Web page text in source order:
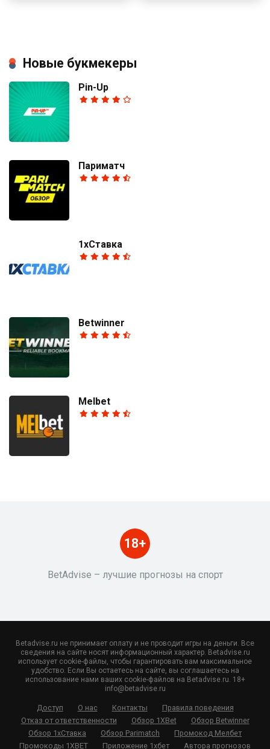
Новые букмекеры
Pin-Up
Париматч
1хСтавка
Betwinner
Melbet
BetAdvise – лучшие прогнозы на спорт
18+
Betadvise.ru не принимает оплату и не проводит игры на деньги. Все
сведения на сайте носят информационный характер. Betadvise.ru
использует cookie-файлы, чтобы гарантировать вам максимальное
удобство. Если Вы остаетесь на сайте, вы соглашаетесь на
использование нами ваших cookie-файлов на Betadvise.ru. 18+
info@betadvise.ru
Доступ О нас Контакты
Правила поведения
Отказ от ответственности
Обзор 1XBet
Обзор Betwinner
Обзор 1хСтавка
Обзор Parimatch
Промокод Мелбет
Промокоды 1XBET
Приложение 1хбет Автора прогнозов